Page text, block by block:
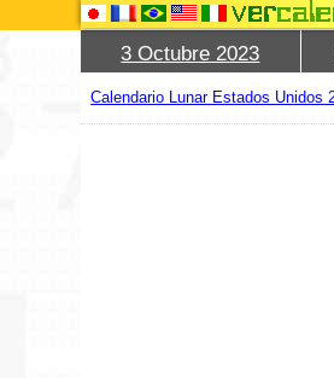
3 Octubre 2023
Calendario Lunar Estados Unidos